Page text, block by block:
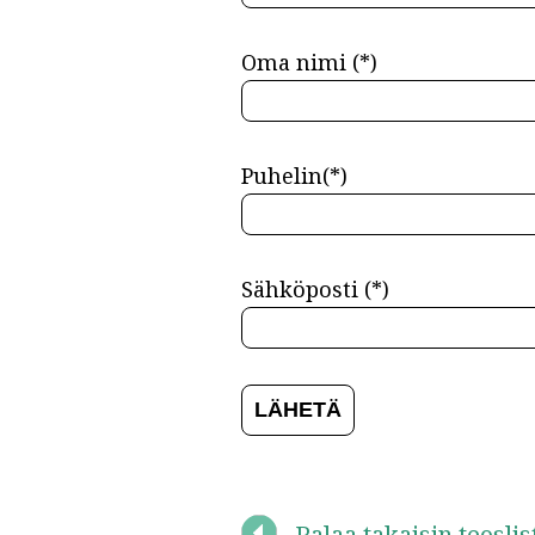
Oma nimi (*)
Puhelin(*)
Sähköposti (*)